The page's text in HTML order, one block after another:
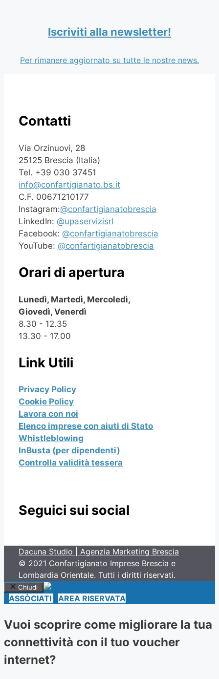
Iscriviti alla newsletter!
Per rimanere aggiornato su tutte le nostre news.
Contatti
Via Orzinuovi, 28
25125 Brescia (Italia)
Tel. +39 030 37451
info@confartigianato.bs.it
C.F. 00671210177
Instagram:@confartigianatobrescia
LinkedIn: @upaservizisrl
Facebook: @confartigianatobrescia
YouTube: @confartigianatobrescia
Orari di apertura
Lunedì, Martedì, Mercoledì,
Giovedì, Venerdì
8.30 - 12.35
13.30 - 17.00
Link Utili
Privacy Policy
Cookie Policy
Lavora con noi
Elenco imprese con aiuti di Stato
Whistleblowing
InBusta (per dipendenti)
Controlla validità tessera
Seguici sui social
Dacuna Studio | Agenzia Marketing Brescia
© 2021 Confartigianato Imprese Brescia e
Lombardia Orientale. Tutti i diritti riservati.
Chiudi
ASSÒCIATI AREA RISERVATA
Vuoi scoprire come migliorare la tua
connettività con il tuo voucher
internet?